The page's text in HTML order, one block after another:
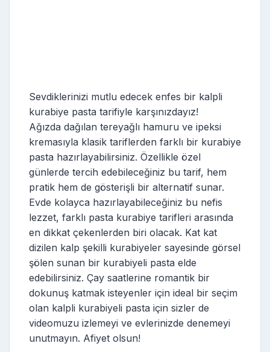
Sevdiklerinizi mutlu edecek enfes bir kalpli
kurabiye pasta tarifiyle karşınızdayız!
Ağızda dağılan tereyağlı hamuru ve ipeksi
kremasıyla klasik tariflerden farklı bir kurabiye
pasta hazırlayabilirsiniz. Özellikle özel
günlerde tercih edebileceğiniz bu tarif, hem
pratik hem de gösterişli bir alternatif sunar.
Evde kolayca hazırlayabileceğiniz bu nefis
lezzet, farklı pasta kurabiye tarifleri arasında
en dikkat çekenlerden biri olacak. Kat kat
dizilen kalp şekilli kurabiyeler sayesinde görsel
şölen sunan bir kurabiyeli pasta elde
edebilirsiniz. Çay saatlerine romantik bir
dokunuş katmak isteyenler için ideal bir seçim
olan kalpli kurabiyeli pasta için sizler de
videomuzu izlemeyi ve evlerinizde denemeyi
unutmayın. Afiyet olsun!